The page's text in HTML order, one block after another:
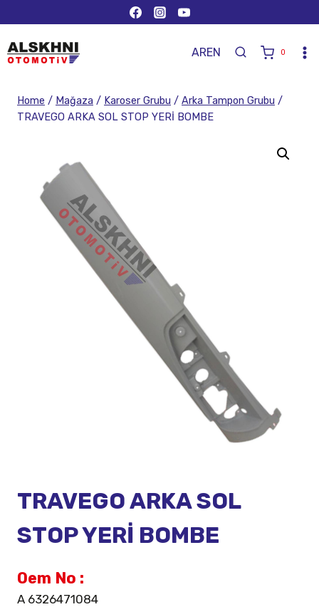
AREN 0
Home / Mağaza / Karoser Grubu / Arka Tampon Grubu /
TRAVEGO ARKA SOL STOP YERİ BOMBE
TRAVEGO ARKA SOL
STOP YERİ BOMBE
Oem No :
A 6326471084